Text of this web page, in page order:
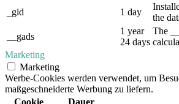
_gid 1 day
the
__gads
1 year
24 days
The
Marketing
Marketing
Werbe-Cookies werden verwendet, um
maßgeschneiderte Werbung zu liefern.
Cookie
Dauer